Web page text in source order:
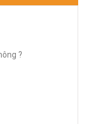
?